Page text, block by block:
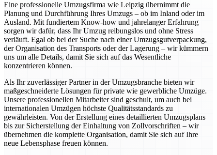
Eine professionelle Umzugsfirma wie Leipzig übernimmt die
Planung und Durchführung Ihres Umzugs – ob im Inland oder im
Ausland. Mit fundiertem Know-how und jahrelanger Erfahrung
sorgen wir dafür, dass Ihr Umzug reibungslos und ohne Stress
verläuft. Egal ob bei der Suche nach einer Umzugsgutverpackung,
der Organisation des Transports oder der Lagerung – wir kümmern
uns um alle Details, damit Sie sich auf das Wesentliche
konzentrieren können.
Als Ihr zuverlässiger Partner in der Umzugsbranche bieten wir
maßgeschneiderte Lösungen für private wie gewerbliche Umzüge.
Unsere professionellen Mitarbeiter sind geschult, um auch bei
internationalen Umzügen höchste Qualitätsstandards zu
gewährleisten. Von der Erstellung eines detaillierten Umzugsplans
bis zur Sicherstellung der Einhaltung von Zollvorschriften – wir
übernehmen die komplette Organisation, damit Sie sich auf Ihre
neue Lebensphase freuen können.